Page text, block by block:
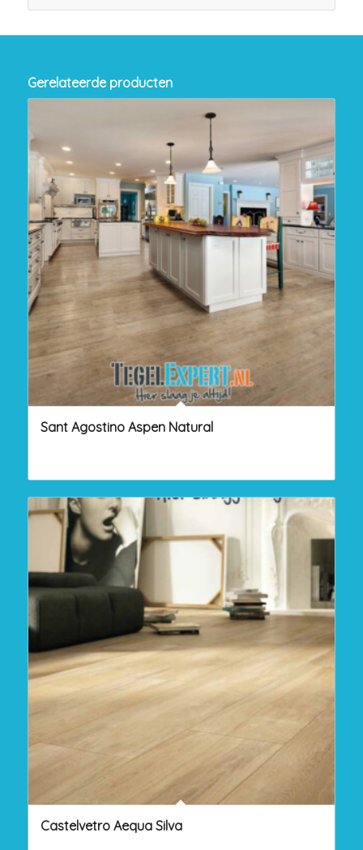
Gerelateerde producten
Sant Agostino Aspen Natural
Castelvetro Aequa Silva